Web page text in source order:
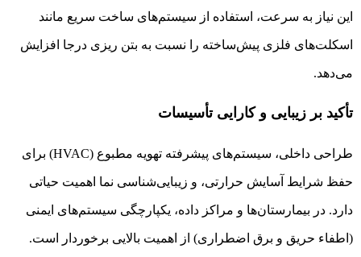
این نیاز به سرعت، استفاده از سیستم‌های ساخت سریع مانند
اسکلت‌های فلزی پیش‌ساخته را نسبت به بتن ریزی درجا افزایش
می‌دهد.
تأکید بر زیبایی و کارایی تأسیسات
طراحی داخلی، سیستم‌های پیشرفته تهویه مطبوع (HVAC) برای
حفظ شرایط آسایش حرارتی، و زیبایی‌شناسی نما اهمیت حیاتی
دارد. در بیمارستان‌ها و مراکز داده، یکپارچگی سیستم‌های ایمنی
(اطفاء حریق و برق اضطراری) از اهمیت بالایی برخوردار است.